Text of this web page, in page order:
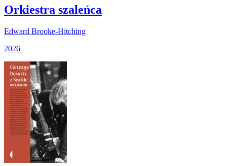
Orkiestra szaleńca
Edward Brooke-Hitching
2026